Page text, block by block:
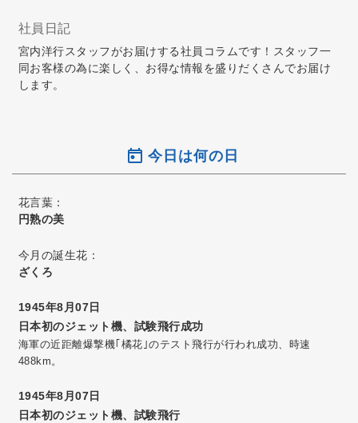
社員日記
宮内洋行スタッフがお届けする社員コラムです！スタッフ一
同お客様の為に楽しく、お得な情報を盛りだくさんでお届け
します。
今日は何の日
花言葉：
円熟の美
今月の誕生花：
ざくろ
1945年8月07日
日本初のジェット機、試験飛行成功
海軍の近距離爆撃機｢橘花｣のテスト飛行が行われ成功、時速
488km。
1945年8月07日
日本初のジェット機、試験飛行